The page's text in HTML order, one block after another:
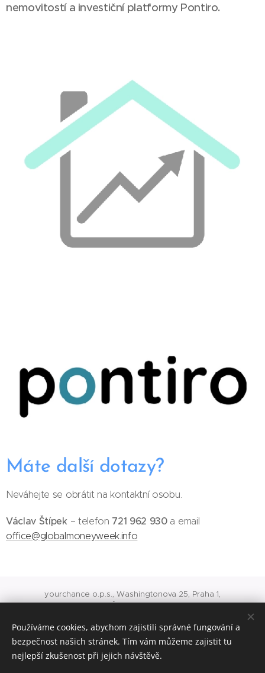
nemovitostí a investiční platformy Pontiro.
Máte další dotazy?
Neváhejte se obrátit na kontaktní osobu.
Václav Štípek– telefon 721 962 930a email
office@globalmoneyweek.info
yourchance o.p.s., Washingtonova 25, Praha 1,
IČ: 24717975
office@yourchance.cz
konto veřejné sbírky 8418245001/5500
Cookies
Používáme cookies, abychom zajistili správné fungování a
bezpečnost našich stránek. Tím vám můžeme zajistit tu
nejlepší zkušenost při jejich návštěvě.